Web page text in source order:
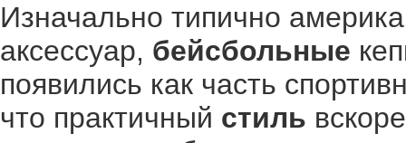
Изначально типично
аксессуар, бейсбольные
появились как часть
что практичный стиль